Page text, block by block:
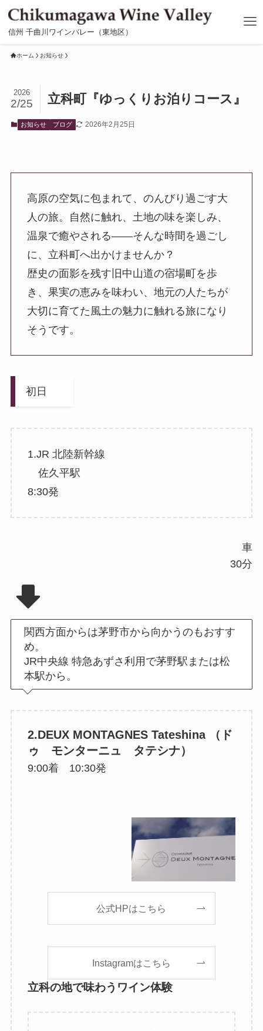
信州 千曲川ワインバレー（東地区）
ホーム お知らせ
立科町『ゆっくりお泊りコース』
2026
2/25
お知らせ ブログ 2026年2月25日
高原の空気に包まれて、のんびり過ごす大
人の旅。自然に触れ、土地の味を楽しみ、
温泉で癒やされる——そんな時間を過ごし
に、立科町へ出かけませんか？
歴史の面影を残す旧中山道の宿場町を歩
き、果実の恵みを味わい、地元の人たちが
大切に育てた風土の魅力に触れる旅になり
そうです。
初日
1.JR 北陸新幹線
佐久平駅
8:30発
車
30分
関西方面からは茅野市から向かうのもおすす
め。
JR中央線 特急あずさ利用で茅野駅または松
本駅から。
2.DEUX MONTAGNES Tateshina （ド
ゥ モンターニュ タテシナ）
9:00着 10:30発
公式HPはこちら
Instagramはこちら
立科の地で味わうワイン体験